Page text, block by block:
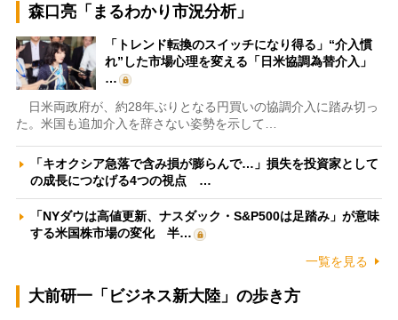
森口亮「まるわかり市況分析」
「トレンド転換のスイッチになり得る」“介入慣
れ”した市場心理を変える「日米協調為替介入」
…
日米両政府が、約28年ぶりとなる円買いの協調介入に踏み切っ
た。米国も追加介入を辞さない姿勢を示して…
「キオクシア急落で含み損が膨らんで…」損失を投資家として
の成長につなげる4つの視点 …
「NYダウは高値更新、ナスダック・S&P500は足踏み」が意味
する米国株市場の変化 半…
一覧を見る
大前研一「ビジネス新大陸」の歩き方